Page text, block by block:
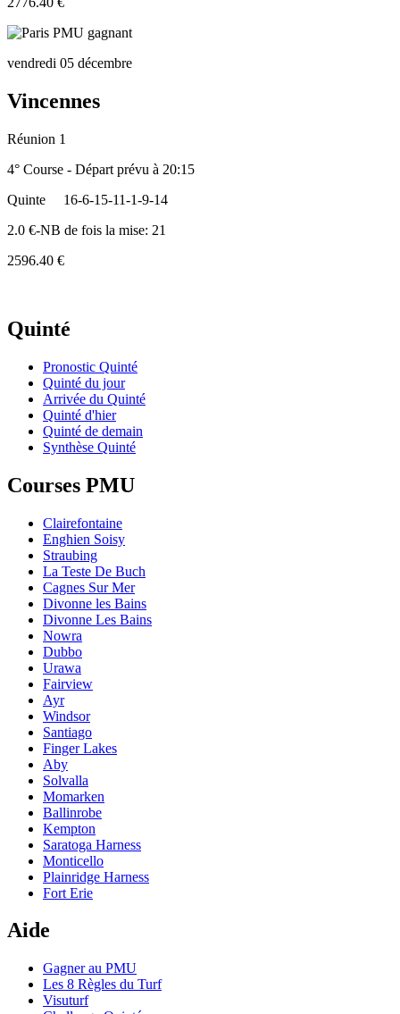
vendredi 05 décembre
Vincennes
Réunion 1
4° Course - Départ prévu à 20:15
Quinte
16-6-15-11-1-9-14
2.0 €-NB de fois la mise: 21
2596.40 €
Quinté
Pronostic Quinté
Quinté du jour
Arrivée du Quinté
Quinté d'hier
Quinté de demain
Synthèse Quinté
Courses PMU
Clairefontaine
Enghien Soisy
Straubing
La Teste De Buch
Cagnes Sur Mer
Divonne les Bains
Divonne Les Bains
Nowra
Dubbo
Urawa
Fairview
Ayr
Windsor
Santiago
Finger Lakes
Aby
Solvalla
Momarken
Ballinrobe
Kempton
Saratoga Harness
Monticello
Plainridge Harness
Fort Erie
Aide
Gagner au PMU
Les 8 Règles du Turf
Visuturf